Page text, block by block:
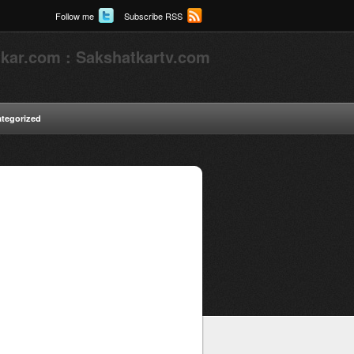
Follow me Subscribe RSS
: Sakshatkartv.com